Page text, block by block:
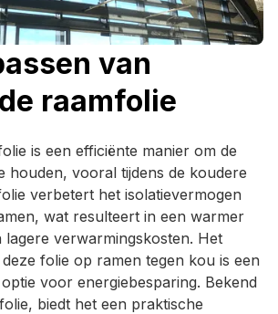
van
raamfolie
is een efficiënte manier om de
houden, vooral tijdens de koudere
verbetert het isolatievermogen
wat resulteert in een warmer
lagere verwarmingskosten. Het
folie op ramen tegen kou is een
voor energiebesparing. Bekend
biedt het een praktische